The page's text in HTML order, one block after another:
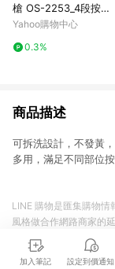
槍 OS-2253_4段按摩
強度 時尚潮流 按摩槍
身筋膜槍 電動筋膜槍
Yahoo購物中心
0.3%
商品描述
可拆洗設計，不
多用，滿足不同部位
加入筆記 設定到價通知
LINE 購物是匯集購物
風格做合作網路商家的
商品至各合作網路商家
準。